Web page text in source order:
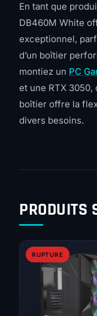
En tant que
DB460M White
exceptionnel,
d’un boîtier
montiez un PC
et une RTX
boîtier offre la
divers besoins.
PRODUITS
RUPTURE